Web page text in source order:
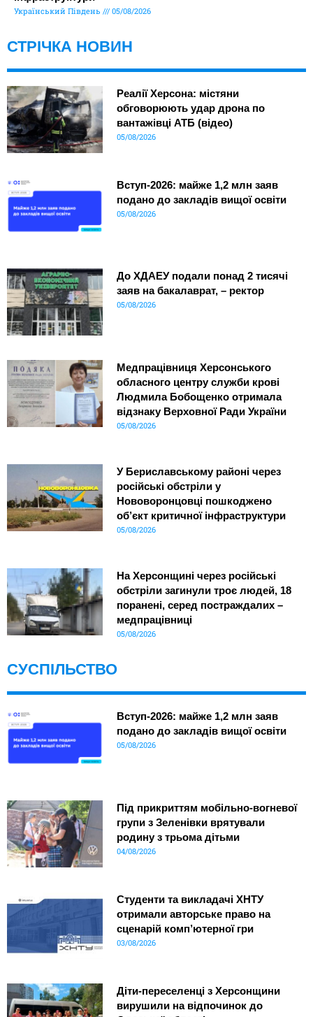
Український Південь 05/08/2026
СТРІЧКА НОВИН
Реалії Херсона: містяни
обговорюють удар дрона по
вантажівці АТБ (відео)
05/08/2026
Вступ-2026: майже 1,2 млн заяв
подано до закладів вищої освіти
05/08/2026
До ХДАЕУ подали понад 2 тисячі
заяв на бакалаврат, – ректор
05/08/2026
Медпрацівниця Херсонського
обласного центру служби крові
Людмила Бобощенко отримала
відзнаку Верховної Ради України
05/08/2026
У Бериславському районі через
російські обстріли у
Нововоронцовці пошкоджено
об’єкт критичної інфраструктури
05/08/2026
На Херсонщині через російські
обстріли загинули троє людей, 18
поранені, серед постраждалих –
медпрацівниці
05/08/2026
СУСПІЛЬСТВО
Вступ-2026: майже 1,2 млн заяв
подано до закладів вищої освіти
05/08/2026
Під прикриттям мобільно-вогневої
групи з Зеленівки врятували
родину з трьома дітьми
04/08/2026
Студенти та викладачі ХНТУ
отримали авторське право на
сценарій комп’ютерної гри
03/08/2026
Діти-переселенці з Херсонщини
вирушили на відпочинок до